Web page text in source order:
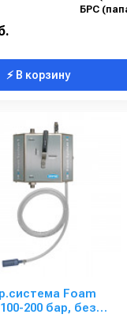
БРС
⚡ В корзину
Foam
200 бар, без